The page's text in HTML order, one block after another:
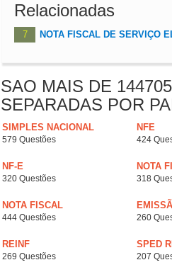
Relacionadas
7 NOTA FISCAL DE SERVIÇO
SAO MAIS DE
SEPARADAS POR
SIMPLES NACIONAL
579 Questões
NFE
424
NF-E
320 Questões
NOTA
318
NOTA FISCAL
444 Questões 260
REINF
269 Questões
SPED
207